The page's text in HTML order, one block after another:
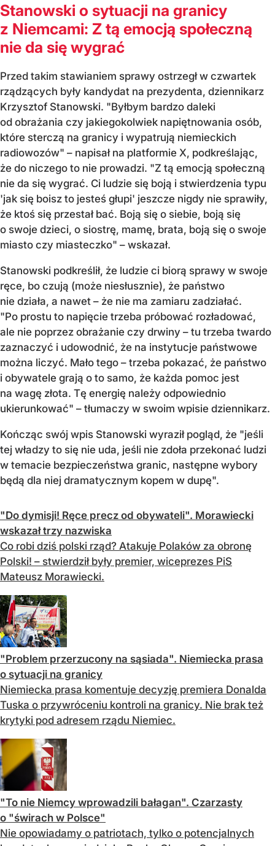
Stanowski o sytuacji na granicy
z Niemcami: Z tą emocją społeczną
nie da się wygrać
Przed takim stawianiem sprawy ostrzegł w czwartek
rządzących były kandydat na prezydenta, dziennikarz
Krzysztof Stanowski. "Byłbym bardzo daleki
od obrażania czy jakiegokolwiek napiętnowania osób,
które sterczą na granicy i wypatrują niemieckich
radiowozów" – napisał na platformie X, podkreślając,
że do niczego to nie prowadzi. "Z tą emocją społeczną
nie da się wygrać. Ci ludzie się boją i stwierdzenia typu
'jak się boisz to jesteś głupi' jeszcze nigdy nie sprawiły,
że ktoś się przestał bać. Boją się o siebie, boją się
o swoje dzieci, o siostrę, mamę, brata, boją się o swoje
miasto czy miasteczko" – wskazał.
Stanowski podkreślił, że ludzie ci biorą sprawy w swoje
ręce, bo czują (może niesłusznie), że państwo
nie działa, a nawet – że nie ma zamiaru zadziałać.
"Po prostu to napięcie trzeba próbować rozładować,
ale nie poprzez obrażanie czy drwiny – tu trzeba twardo
zaznaczyć i udowodnić, że na instytucje państwowe
można liczyć. Mało tego – trzeba pokazać, że państwo
i obywatele grają o to samo, że każda pomoc jest
na wagę złota. Tę energię należy odpowiednio
ukierunkować" – tłumaczy w swoim wpisie dziennikarz.
Kończąc swój wpis Stanowski wyraził pogląd, że "jeśli
tej władzy to się nie uda, jeśli nie zdoła przekonać ludzi
w temacie bezpieczeństwa granic, następne wybory
będą dla niej dramatycznym kopem w dupę".
"Do dymisji! Ręce precz od obywateli". Morawiecki
wskazał trzy nazwiska
Co robi dziś polski rząd? Atakuje Polaków za obronę
Polski! – stwierdził były premier, wiceprezes PiS
Mateusz Morawiecki.
"Problem przerzucony na sąsiada". Niemiecka prasa
o sytuacji na granicy
Niemiecka prasa komentuje decyzję premiera Donalda
Tuska o przywróceniu kontroli na granicy. Nie brak też
krytyki pod adresem rządu Niemiec.
"To nie Niemcy wprowadzili bałagan". Czarzasty
o "świrach w Polsce"
Nie opowiadamy o patriotach, tylko o potencjalnych